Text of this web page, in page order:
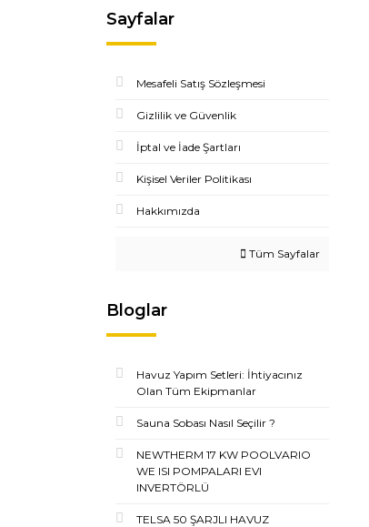
Sayfalar
Mesafeli Satış Sözleşmesi
Gizlilik ve Güvenlik
İptal ve İade Şartları
Kişisel Veriler Politikası
Hakkımızda
Tüm Sayfalar
Bloglar
Havuz Yapım Setleri: İhtiyacınız
Olan Tüm Ekipmanlar
Sauna Sobası Nasıl Seçilir ?
NEWTHERM 17 KW POOLVARIO
WE ISI POMPALARI EVI
INVERTÖRLÜ
TELSA 50 ŞARJLI HAVUZ